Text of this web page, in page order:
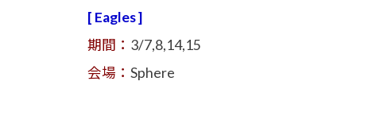
[ Eagles ]
期間： 3/7,8,14,15
会場： Sphere